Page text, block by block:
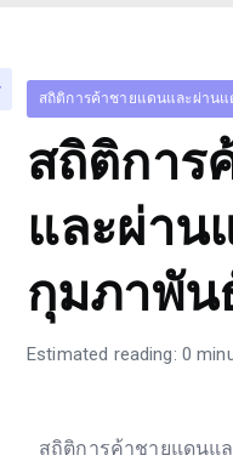
สถิติการค้าชายแดนและผ่าน
สถิติการ
และผ่าน
กุมภาพัน
Estimated reading: 0
สถิติการค้าชายแดนแ